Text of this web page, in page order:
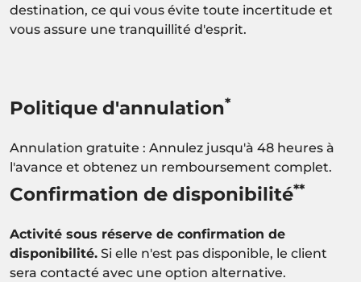
destination, ce qui vous évite toute incertitude et
vous assure une tranquillité d'esprit.
Politique d'annulation*
Annulation gratuite : Annulez jusqu'à 48 heures à
l'avance et obtenez un remboursement complet.
Confirmation de disponibilité**
Activité sous réserve de confirmation de
disponibilité. Si elle n'est pas disponible, le client
sera contacté avec une option alternative.